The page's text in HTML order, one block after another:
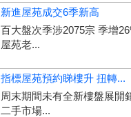
新進屋苑成交6季新高
百大盤次季涉2075宗 季增
屋苑老...
指標屋苑預約睇樓升 扭轉...
周末期間未有全新樓盤展開
二手市場...